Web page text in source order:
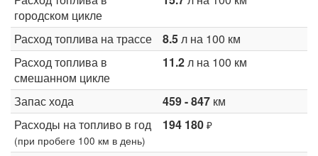
городском цикле
Расход топлива на трассе 8.5л на 100 км
Расход топлива в
смешанном цикле
11.2л на 100 км
Запас хода 459 - 847 км
Расходы на топливо в год
(при пробеге 100 км в день)
194 180 ₽